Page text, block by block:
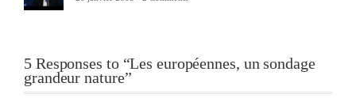
5 Responses to “Les européennes, un sondage
grandeur nature”